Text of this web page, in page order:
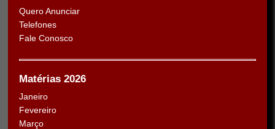
Quero Anunciar
Telefones
Fale Conosco
Matérias 2026
Janeiro
Fevereiro
Março